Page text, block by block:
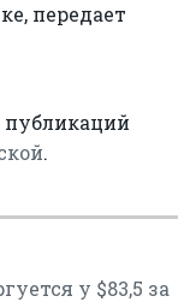
передает
.
у $83,5 за